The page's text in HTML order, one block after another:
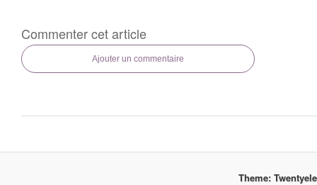
Commenter cet article
Ajouter un commentaire
Theme: